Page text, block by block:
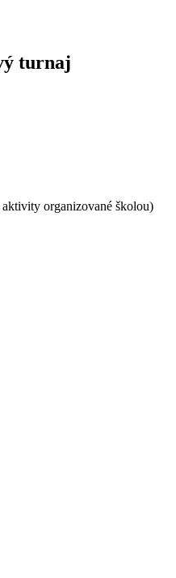
turnaj
organizované školou)